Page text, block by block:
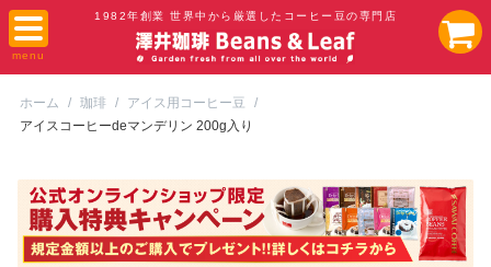
1982年創業 世界中から厳選したコーヒー豆の専門店
ホーム / 珈琲 / アイス用コーヒー豆
/
アイスコーヒーdeマンデリン 200g入り